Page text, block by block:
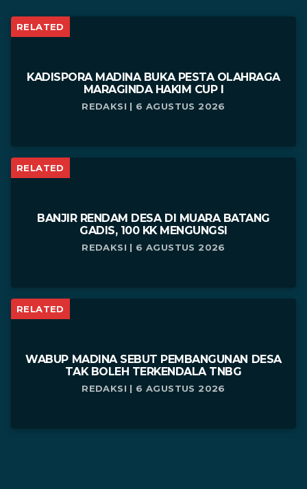
RELATED
KADISPORA MADINA BUKA PESTA OLAHRAGA
MARAGINDA HAKIM CUP I
REDAKSI | 6 AGUSTUS 2026
RELATED
BANJIR RENDAM DESA DI MUARA BATANG
GADIS, 100 KK MENGUNGSI
REDAKSI | 6 AGUSTUS 2026
RELATED
WABUP MADINA SEBUT PEMBANGUNAN DESA
TAK BOLEH TERKENDALA TNBG
REDAKSI | 6 AGUSTUS 2026